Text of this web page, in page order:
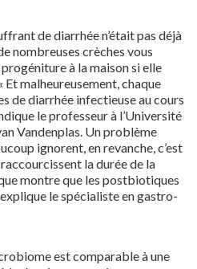
de diarrhée n’était pas déjà
nombreuses crèches vous
à la maison si elle
malheureusement, chaque
de diarrhée infectieuse au cours
le professeur à l’Université
Vandenplas. Un problème
ignorent, en revanche, c’est
la durée de la
montre que les postbiotiques
le spécialiste en gastro-
est comparable à une